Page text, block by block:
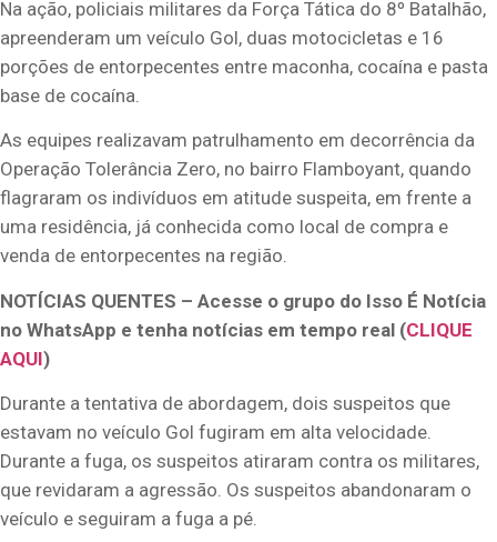
Na ação, policiais militares da Força Tática do 8º Batalhão,
apreenderam um veículo Gol, duas motocicletas e 16
porções de entorpecentes entre maconha, cocaína e pasta
base de cocaína.
As equipes realizavam patrulhamento em decorrência da
Operação Tolerância Zero, no bairro Flamboyant, quando
flagraram os indivíduos em atitude suspeita, em frente a
uma residência, já conhecida como local de compra e
venda de entorpecentes na região.
NOTÍCIAS QUENTES – Acesse o grupo do Isso É Notícia
no WhatsApp e tenha notícias em tempo real (CLIQUE
AQUI)
Durante a tentativa de abordagem, dois suspeitos que
estavam no veículo Gol fugiram em alta velocidade.
Durante a fuga, os suspeitos atiraram contra os militares,
que revidaram a agressão. Os suspeitos abandonaram o
veículo e seguiram a fuga a pé.